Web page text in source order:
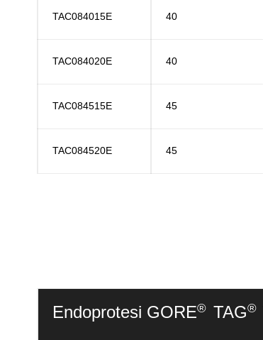
TAC084015E 40
TAC084020E 40
TAC084515E 45
TAC084520E 45
Endoprotesi GORE® TAG®